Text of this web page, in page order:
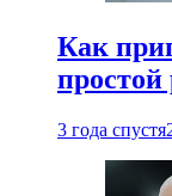
Как
3 года спустя